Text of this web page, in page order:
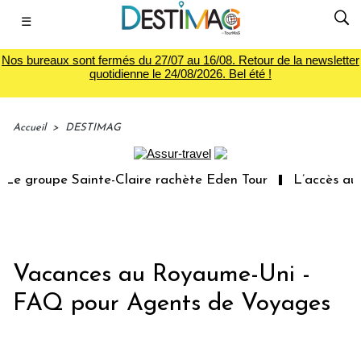
☰
Nos bureaux sont fermés du 27/07 au 16/08. Retour de la newsletter
quotidienne le 24/08/2026. Bel été !
Accueil > DESTIMAG
Sainte-Claire rachète Eden Tour L’accès aux
Vacances au Royaume-Uni -
FAQ pour Agents de Voyages